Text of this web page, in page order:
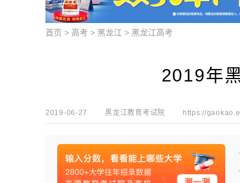
首页 > 高考 > 黑龙江 > 黑龙江高考
2019年
2019-06-27 黑龙江教育考试院 https://